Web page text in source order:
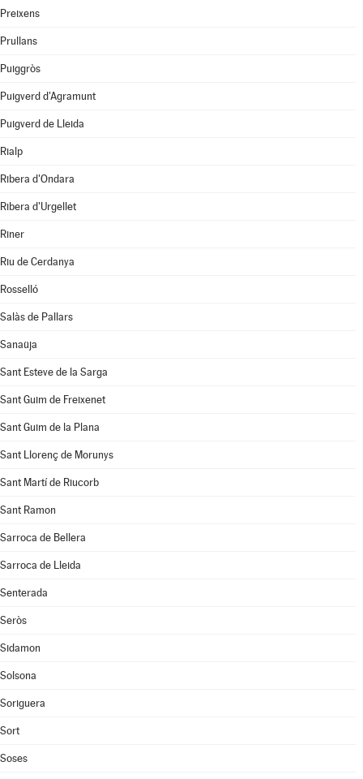
Preixens
Prullans
Puiggròs
Puigverd d'Agramunt
Puigverd de Lleida
Rialp
Ribera d'Ondara
Ribera d'Urgellet
Riner
Riu de Cerdanya
Rosselló
Salàs de Pallars
Sanaüja
Sant Esteve de la Sarga
Sant Guim de Freixenet
Sant Guim de la Plana
Sant Llorenç de Morunys
Sant Martí de Riucorb
Sant Ramon
Sarroca de Bellera
Sarroca de Lleida
Senterada
Seròs
Sidamon
Solsona
Soriguera
Sort
Soses